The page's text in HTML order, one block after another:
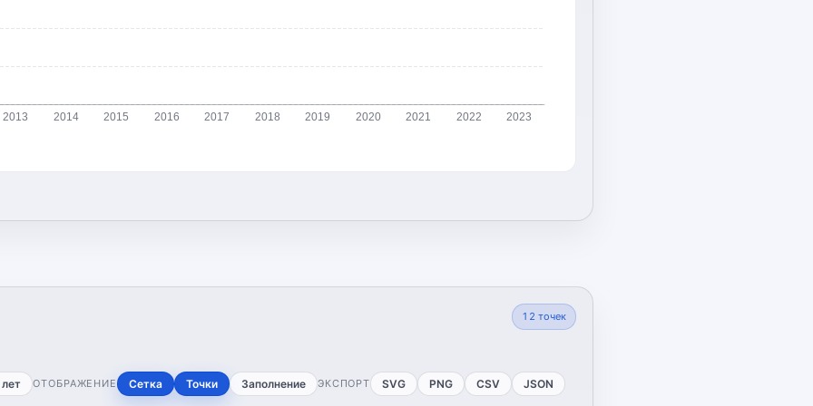
2013 2014 2015 2016 2017 2018 2019 2020 2021 2022 2023
12 точек
ОТОБРАЖЕНИЕ Сетка Точки Заполнение ЭКСПОРТ SVG PNG CSV JSON